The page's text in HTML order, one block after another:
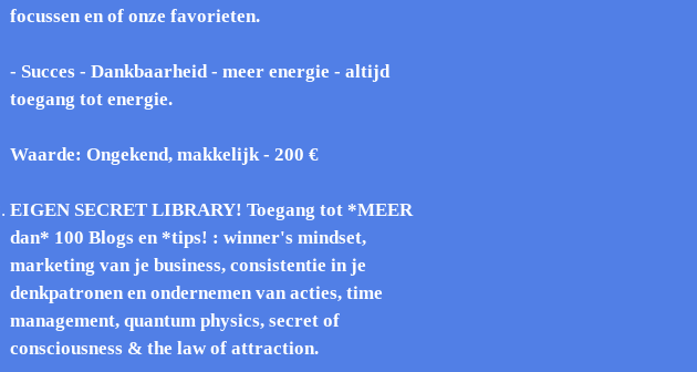
focussen en of onze favorieten.
- Succes - Dankbaarheid - meer energie - altijd
toegang tot energie.
Waarde: Ongekend, makkelijk - 200 €
EIGEN SECRET LIBRARY! Toegang tot *MEER
dan* 100 Blogs en *tips! : winner's mindset,
marketing van je business, consistentie in je
denkpatronen en ondernemen van acties, time
management, quantum physics, secret of
consciousness & the law of attraction.